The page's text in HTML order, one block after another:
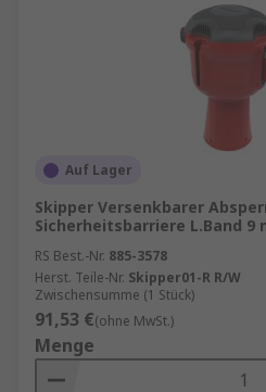
Auf Lager
Skipper Versenkbarer
Sicherheitsbarriere L.Band 9
RS Best.-Nr. 885-3578
Herst. Teile-Nr. Skipper01-R R/W
Zwischensumme (1 Stück)
91,53 €(ohne MwSt.)
Menge